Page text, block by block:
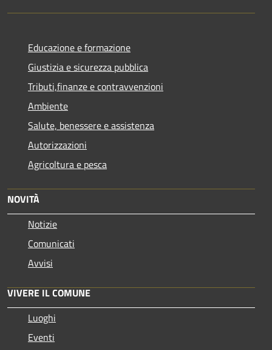
Educazione e formazione
Giustizia e sicurezza pubblica
Tributi,finanze e contravvenzioni
Ambiente
Salute, benessere e assistenza
Autorizzazioni
Agricoltura e pesca
NOVITÀ
Notizie
Comunicati
Avvisi
VIVERE IL COMUNE
Luoghi
Eventi